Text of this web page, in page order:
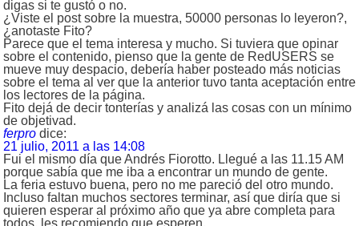
digas si te gustó o no.
¿Viste el post sobre la muestra, 50000 personas lo leyeron?,
¿anotaste Fito?
Parece que el tema interesa y mucho. Si tuviera que opinar
sobre el contenido, pienso que la gente de RedUSERS se
mueve muy despacio, debería haber posteado más noticias
sobre el tema al ver que la anterior tuvo tanta aceptación entre
los lectores de la página.
Fito dejá de decir tonterías y analizá las cosas con un mínimo
de objetivad.
ferpro dice:
21 julio, 2011 a las 14:08
Fui el mismo día que Andrés Fiorotto. Llegué a las 11.15 AM
porque sabía que me iba a encontrar un mundo de gente.
La feria estuvo buena, pero no me pareció del otro mundo.
Incluso faltan muchos sectores terminar, así que diría que si
quieren esperar al próximo año que ya abre completa para
todos, les recomiendo que esperen.